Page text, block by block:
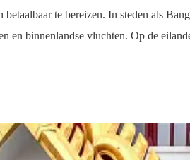
te bereizen. In steden als
en binnenlandse vluchten. Op de